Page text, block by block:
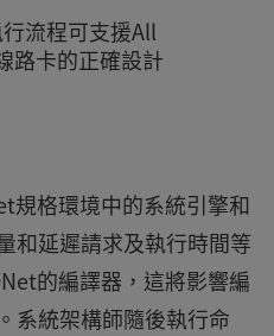
流程可支援All
路卡的正確設計
規格環境中的系統引擎和
和延遲請求及執行時間等
的編譯器，這將影響編
系統架構師隨後執行命